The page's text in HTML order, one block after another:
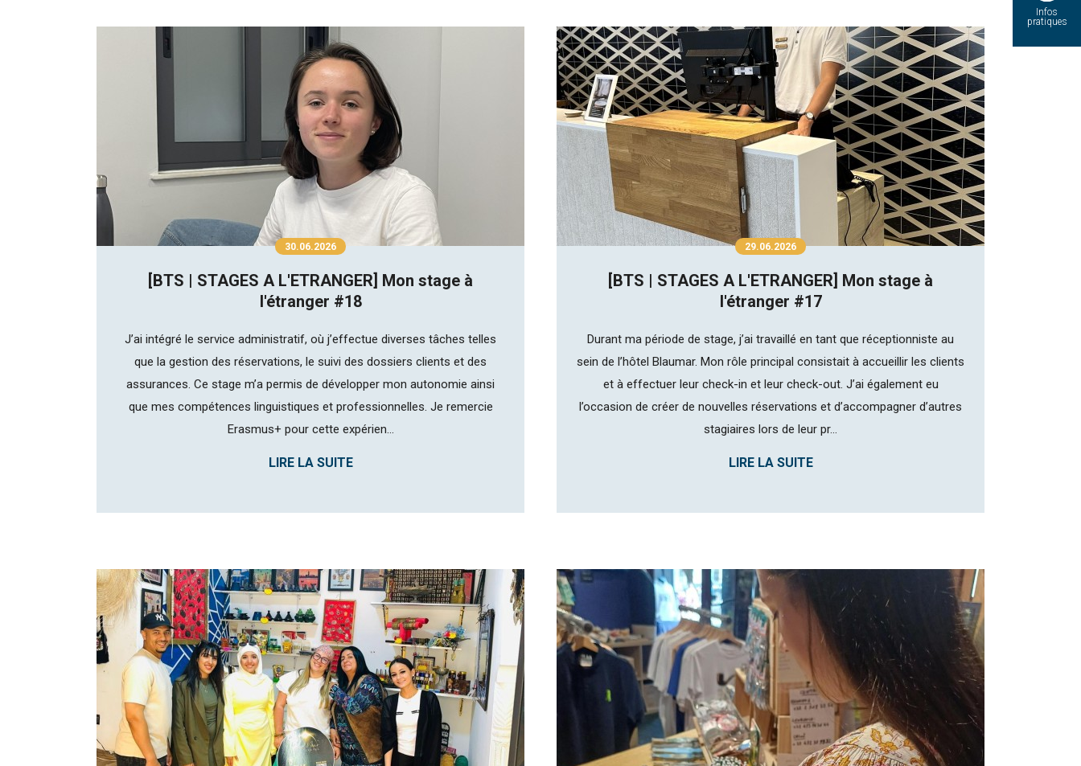
Infos
pratiques
30.06.2026
[BTS | STAGES A L'ETRANGER] Mon stage à
l'étranger #18
J’ai intégré le service administratif, où j’effectue diverses tâches telles
que la gestion des réservations, le suivi des dossiers clients et des
assurances. Ce stage m’a permis de développer mon autonomie ainsi
que mes compétences linguistiques et professionnelles. Je remercie
Erasmus+ pour cette expérien...
LIRE LA SUITE
29.06.2026
[BTS | STAGES A L'ETRANGER] Mon stage à
l'étranger #17
Durant ma période de stage, j’ai travaillé en tant que réceptionniste au
sein de l’hôtel Blaumar. Mon rôle principal consistait à accueillir les clients
et à effectuer leur check-in et leur check-out. J’ai également eu
l’occasion de créer de nouvelles réservations et d’accompagner d’autres
stagiaires lors de leur pr...
LIRE LA SUITE